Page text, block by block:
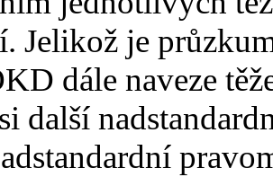
Jelikož je
dále naveze
další